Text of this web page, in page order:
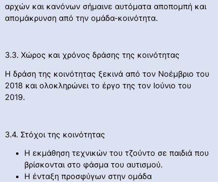
αρχών και κανόνων σήμαινε αυτόματα αποπομπή και
απομάκρυνση από την ομάδα-κοινότητα.
3.3. Χώρος και χρόνος δράσης της κοινότητας
Η δράση της κοινότητας ξεκινά από τον Νοέμβριο του
2018 και ολοκληρώνει το έργο της τον Ιούνιο του
2019.
3.4. Στόχοι της κοινότητας
Η εκμάθηση τεχνικών του τζούντο σε παιδιά που
βρίσκονται στο φάσμα του αυτισμού.
Η ένταξη προσφύγων στην ομάδα